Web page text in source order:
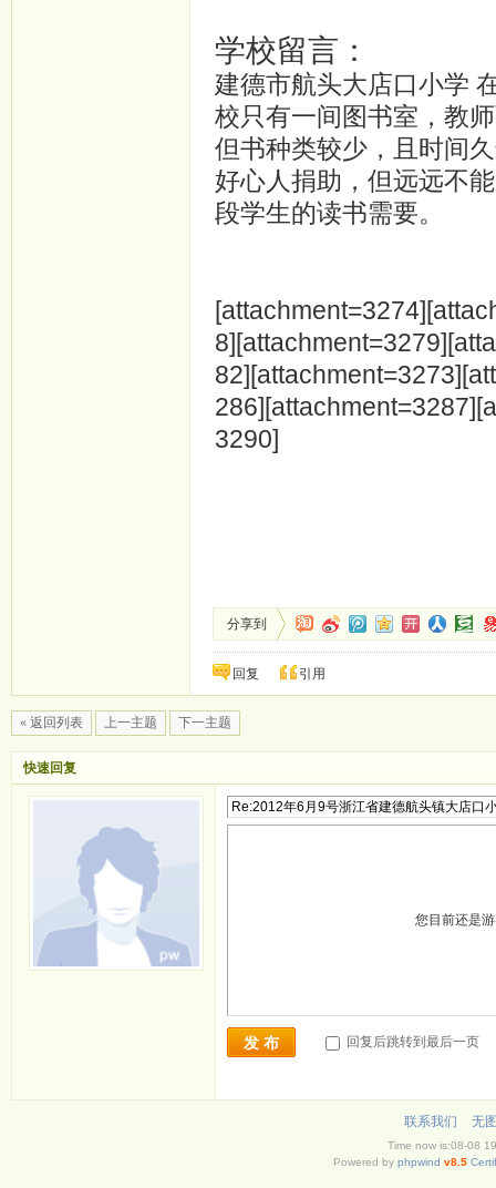
学校留言：
建德市航头大店口小学
校只有一间图书室，教
但书种类较少，且时间
好心人捐助，但远远不
段学生的读书需要。
3290]
分享到
回复 引用
« 返回列表 上一主题 下一主题
快速回复
您目前还是
发 布 回复后跳转到最后一页
联系我们 无
Time now is:08-08
Powered by phpwind v8.5